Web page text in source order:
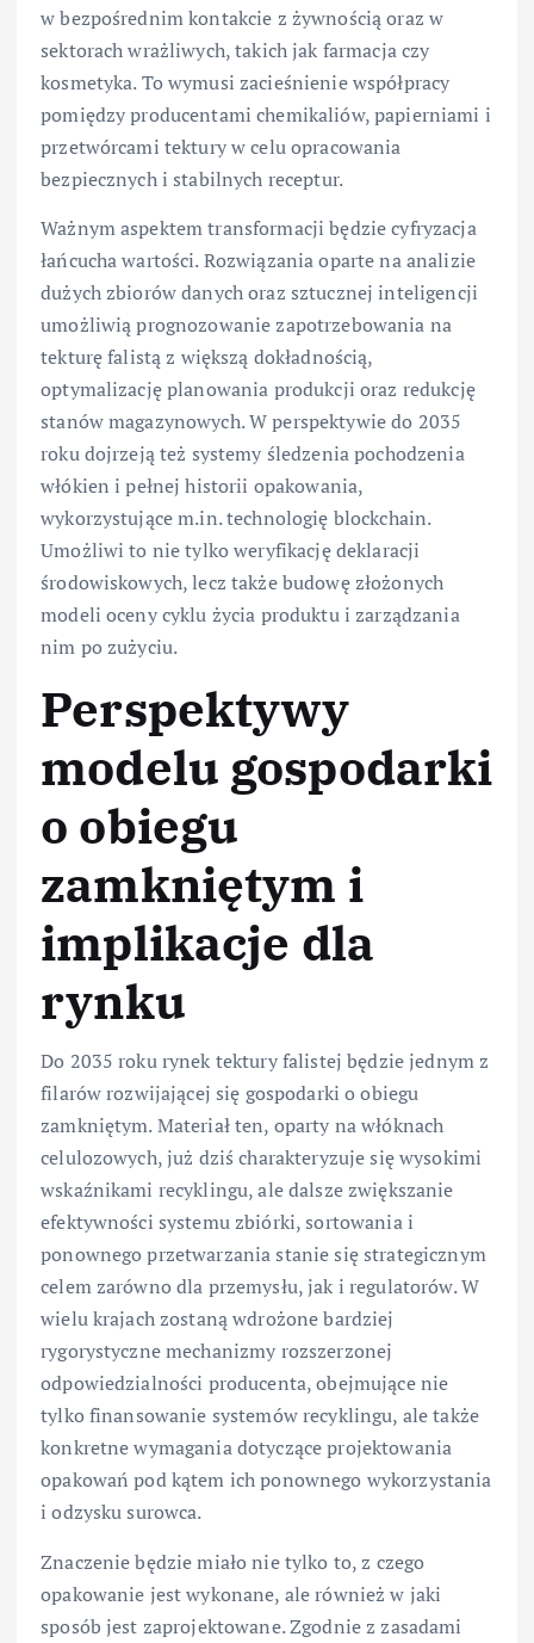
w bezpośrednim kontakcie z żywnością oraz w
sektorach wrażliwych, takich jak farmacja czy
kosmetyka. To wymusi zacieśnienie współpracy
pomiędzy producentami chemikaliów, papierniami i
przetwórcami tektury w celu opracowania
bezpiecznych i stabilnych receptur.
Ważnym aspektem transformacji będzie cyfryzacja
łańcucha wartości. Rozwiązania oparte na analizie
dużych zbiorów danych oraz sztucznej inteligencji
umożliwią prognozowanie zapotrzebowania na
tekturę falistą z większą dokładnością,
optymalizację planowania produkcji oraz redukcję
stanów magazynowych. W perspektywie do 2035
roku dojrzeją też systemy śledzenia pochodzenia
włókien i pełnej historii opakowania,
wykorzystujące m.in. technologię blockchain.
Umożliwi to nie tylko weryfikację deklaracji
środowiskowych, lecz także budowę złożonych
modeli oceny cyklu życia produktu i zarządzania
nim po zużyciu.
Perspektywy
modelu gospodarki
o obiegu
zamkniętym i
implikacje dla
rynku
Do 2035 roku rynek tektury falistej będzie jednym z
filarów rozwijającej się gospodarki o obiegu
zamkniętym. Materiał ten, oparty na włóknach
celulozowych, już dziś charakteryzuje się wysokimi
wskaźnikami recyklingu, ale dalsze zwiększanie
efektywności systemu zbiórki, sortowania i
ponownego przetwarzania stanie się strategicznym
celem zarówno dla przemysłu, jak i regulatorów. W
wielu krajach zostaną wdrożone bardziej
rygorystyczne mechanizmy rozszerzonej
odpowiedzialności producenta, obejmujące nie
tylko finansowanie systemów recyklingu, ale także
konkretne wymagania dotyczące projektowania
opakowań pod kątem ich ponownego wykorzystania
i odzysku surowca.
Znaczenie będzie miało nie tylko to, z czego
opakowanie jest wykonane, ale również w jaki
sposób jest zaprojektowane. Zgodnie z zasadami